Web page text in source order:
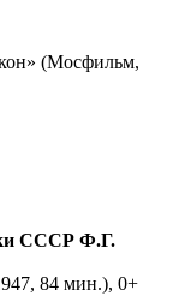
(Мосфильм,
СССР Ф.Г.
84 мин.), 0+